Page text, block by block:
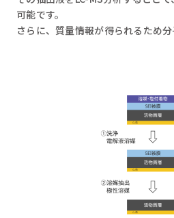
可能です。
さらに、質量情報が得られるため分